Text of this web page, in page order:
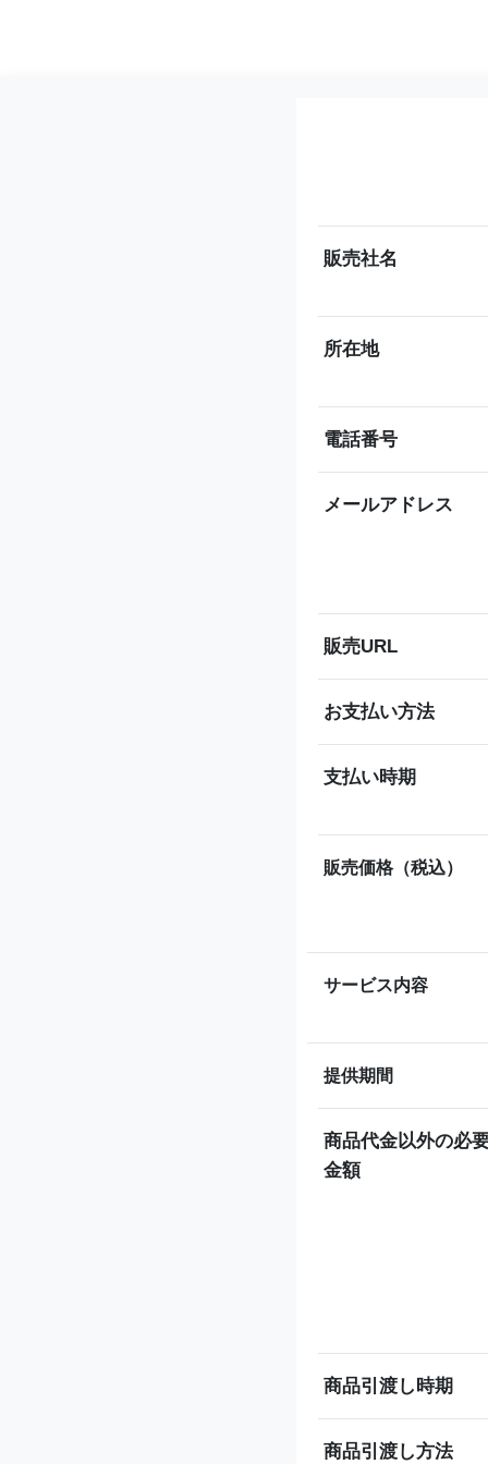
販売社名
所在地
電話番号
メールアドレス
販売URL
お支払い方法
支払い時期
販売価格（税込）
サービス内容
提供期間
商品代金以外の必
金額
商品引渡し時期
商品引渡し方法